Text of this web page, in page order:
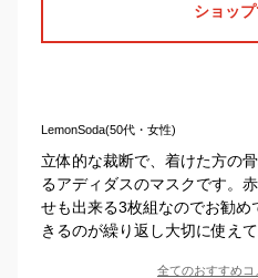
ショッ
LemonSoda(50代・女性)
立体的な裁断で、着けた方の
るアディダスのマスクです。
せも出来る3枚組なのでお勧
きるのが繰り返し大切に使えて
全てのおすすめコ